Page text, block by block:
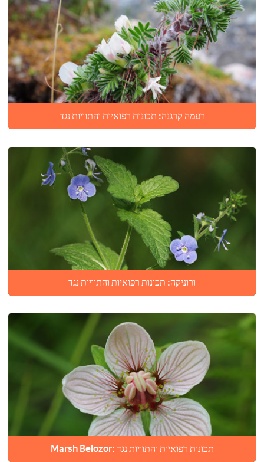
רעמה קרגנה: תכונות רפואיות והתוויות נגד
ורוניקה: תכונות רפואיות והתוויות נגד
Marsh Belozor: תכונות רפואיות והתוויות נגד